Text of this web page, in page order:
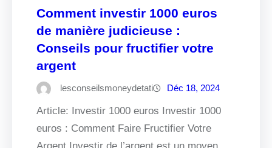
Comment investir 1000 euros
de manière judicieuse :
Conseils pour fructifier votre
argent
lesconseilsmoneydetati Déc 18, 2024
Article: Investir 1000 euros Investir 1000
euros : Comment Faire Fructifier Votre